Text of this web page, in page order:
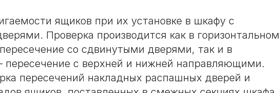
ящиков при их установке в шкафу с
Проверка производится как в горизонтальном
со сдвинутыми дверями, так и в
пересечение с верхней и нижней направляющими.
пересечений накладных распашных дверей и